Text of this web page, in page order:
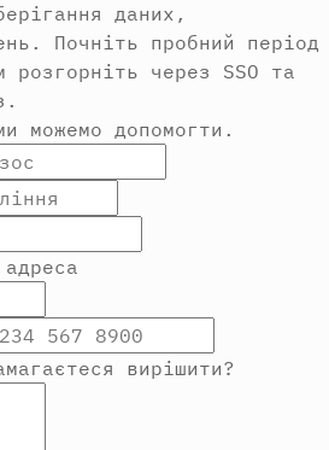
даних,
Почніть пробний період
через SSO та
можемо допомогти.
вирішити?